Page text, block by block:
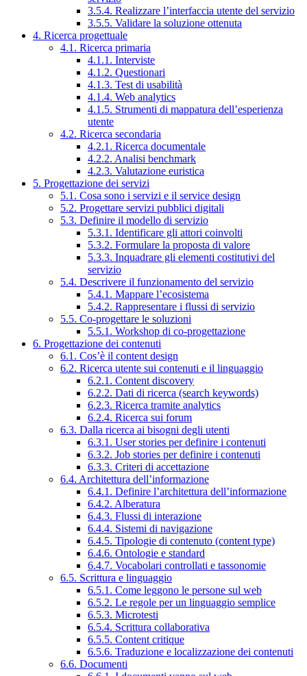
3.5.4. Realizzare l’interfaccia utente del servizio
3.5.5. Validare la soluzione ottenuta
4. Ricerca progettuale
4.1. Ricerca primaria
4.1.1. Interviste
4.1.2. Questionari
4.1.3. Test di usabilità
4.1.4. Web analytics
4.1.5. Strumenti di mappatura dell’esperienza
utente
4.2. Ricerca secondaria
4.2.1. Ricerca documentale
4.2.2. Analisi benchmark
4.2.3. Valutazione euristica
5. Progettazione dei servizi
5.1. Cosa sono i servizi e il service design
5.2. Progettare servizi pubblici digitali
5.3. Definire il modello di servizio
5.3.1. Identificare gli attori coinvolti
5.3.2. Formulare la proposta di valore
5.3.3. Inquadrare gli elementi costitutivi del
servizio
5.4. Descrivere il funzionamento del servizio
5.4.1. Mappare l’ecosistema
5.4.2. Rappresentare i flussi di servizio
5.5. Co-progettare le soluzioni
5.5.1. Workshop di co-progettazione
6. Progettazione dei contenuti
6.1. Cos’è il content design
6.2. Ricerca utente sui contenuti e il linguaggio
6.2.1. Content discovery
6.2.2. Dati di ricerca (search keywords)
6.2.3. Ricerca tramite analytics
6.2.4. Ricerca sui forum
6.3. Dalla ricerca ai bisogni degli utenti
6.3.1. User stories per definire i contenuti
6.3.2. Job stories per definire i contenuti
6.3.3. Criteri di accettazione
6.4. Architettura dell’informazione
6.4.1. Definire l’architettura dell’informazione
6.4.2. Alberatura
6.4.3. Flussi di interazione
6.4.4. Sistemi di navigazione
6.4.5. Tipologie di contenuto (content type)
6.4.6. Ontologie e standard
6.4.7. Vocabolari controllati e tassonomie
6.5. Scrittura e linguaggio
6.5.1. Come leggono le persone sul web
6.5.2. Le regole per un linguaggio semplice
6.5.3. Microtesti
6.5.4. Scrittura collaborativa
6.5.5. Content critique
6.5.6. Traduzione e localizzazione dei contenuti
6.6. Documenti